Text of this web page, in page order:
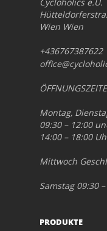
Wien Wien
+436767387622
Montag,
09:30 – 12:00
14:00 – 18:00
Mittwoch
Samstag 09:30
PRODUKTE